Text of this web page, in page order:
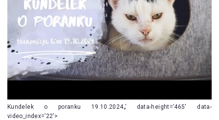
Kundelek o poranku 19.10.2024„’ data-height=’465′ data-
video_index=’22’>